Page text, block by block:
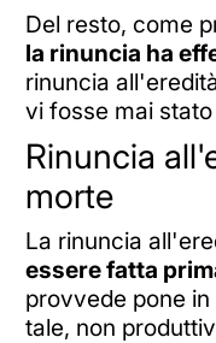
Del resto, come
la rinuncia ha
rinuncia
vi fosse mai
Rinuncia
morte
La rinuncia
essere fatta
provvede pone
tale, non